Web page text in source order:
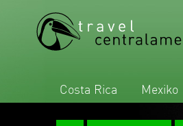
Costa Rica Mexiko